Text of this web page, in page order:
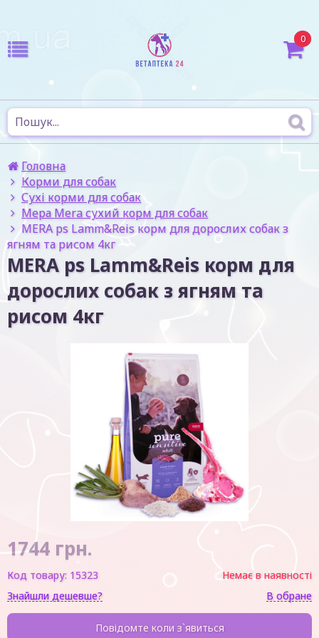
0
Головна
Корми для собак
Сухі корми для собак
Мера Mera сухий корм для собак
MERA ps Lamm&Reis корм для дорослих собак з
ягням та рисом 4кг
MERA ps Lamm&Reis корм для
дорослих собак з ягням та
рисом 4кг
1744 грн.
Код товару: 15323
Немає в наявності
Знайшли дешевше?
В обране
Повідомте коли з`явиться